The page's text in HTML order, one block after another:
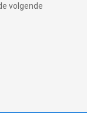
volgende